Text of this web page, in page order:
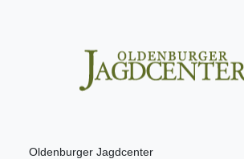
Oldenburger Jagdcenter